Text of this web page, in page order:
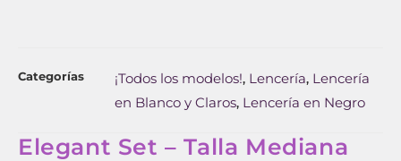
Categorías ¡Todos los modelos!, Lencería, Lencería
en Blanco y Claros, Lencería en Negro
Elegant Set – Talla Mediana